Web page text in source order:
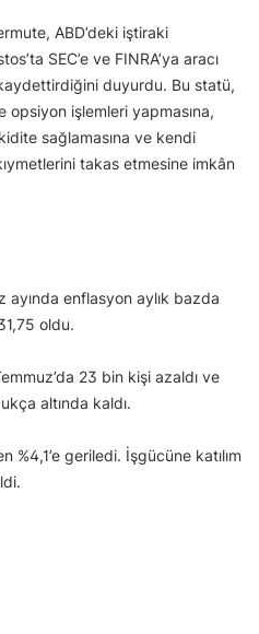
ABD’deki iştiraki
SEC’e ve FINRA’ya aracı
duyurdu. Bu statü,
opsiyon işlemleri yapmasına,
sağlamasına ve kendi
takas etmesine imkân
enflasyon aylık bazda
oldu.
23 bin kişi azaldı ve
altında kaldı.
%4,1’e geriledi. İşgücüne katılım